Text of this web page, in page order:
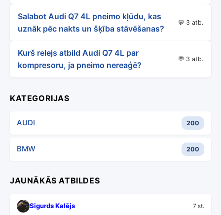
Salabot Audi Q7 4L pneimo kļūdu, kas
uznāk pēc nakts un šķība stāvēšanas?
💬 3 atb.
Kurš relejs atbild Audi Q7 4L par
kompresoru, ja pneimo nereaģē?
💬 3 atb.
KATEGORIJAS
AUDI 200
BMW 200
JAUNĀKĀS ATBILDES
Sigurds Kalējs 7 st.